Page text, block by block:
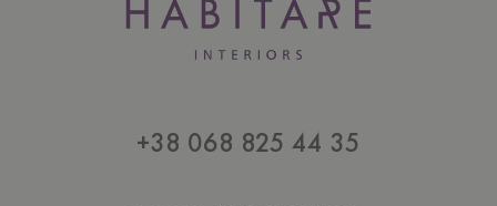
+38 068 825 44 35